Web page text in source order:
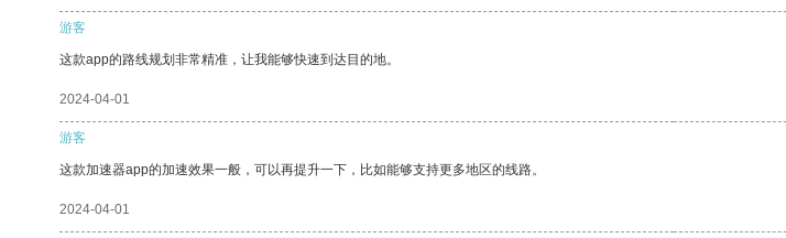
游客
这款app的路线规划非常精准，让我能够快速到达目的地。
2024-04-01
游客
这款加速器app的加速效果一般，可以再提升一下，比如能够支持更多地区的线路。
2024-04-01